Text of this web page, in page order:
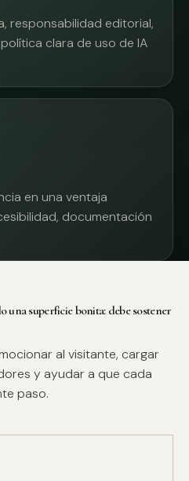
responsabilidad editorial,
clara de uso de IA
en una ventaja
documentación
una superficie bonita: debe sostener
al visitante, cargar
y ayudar a que cada
paso.